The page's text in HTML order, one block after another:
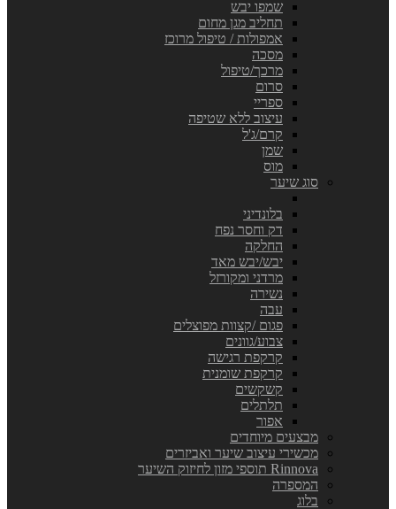
שמפו יבש
תחליב מגן מחום
אמפולות / טיפול מרוכז
מסכה
מרכך/טיפול
סרום
ספריי
עיצוב ללא שטיפה
קרם/ג'ל
שמן
מוס
סוג שיער
בלונדיני
דק וחסר נפח
החלקה
יבש/יבש מאד
מרדני ומקורזל
נשירה
עבה
פגום /קצוות מפוצלים
צבוע/גוונים
קרקפת רגישה
קרקפת שומנית
קשקשים
תלתלים
אפור
מבצעים מיוחדים
מכשירי עיצוב שיער ואביזרים
Rinnova תוספי מזון לחיזוק השיער
המספרה
בלוג